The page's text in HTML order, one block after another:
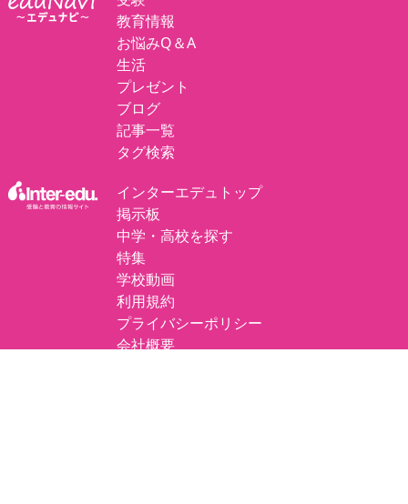
教育情報
お悩みQ＆A
生活
プレゼント
ブログ
記事一覧
タグ検索
インターエデュトップ
掲示板
中学・高校を探す
特集
学校動画
利用規約
プライバシーポリシー
会社概要